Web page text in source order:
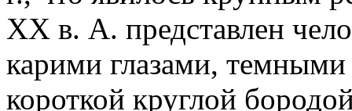
XX в. А. представлен
карими глазами,
короткой круглой